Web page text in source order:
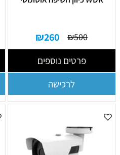
₪500
₪260
פרטים נוספים
לרכישה